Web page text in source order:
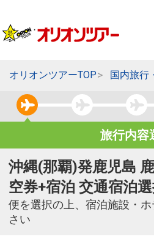
オリオンツアーTOP 国内旅行
旅行内容
沖縄(那覇)発鹿児島
空券+宿泊 交通宿泊
便を選択の上、宿泊施設・
さい